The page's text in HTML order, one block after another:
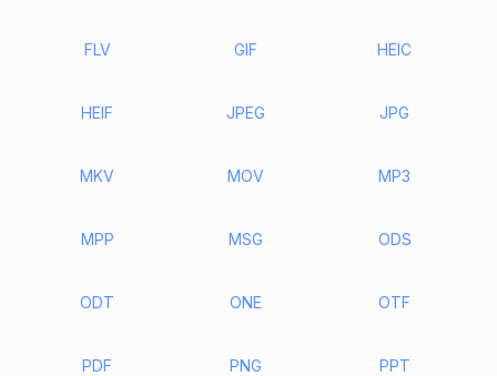
FLV GIF HEIC
HEIF JPEG JPG
MKV MOV MP3
MPP MSG ODS
ODT ONE OTF
PDF PNG PPT